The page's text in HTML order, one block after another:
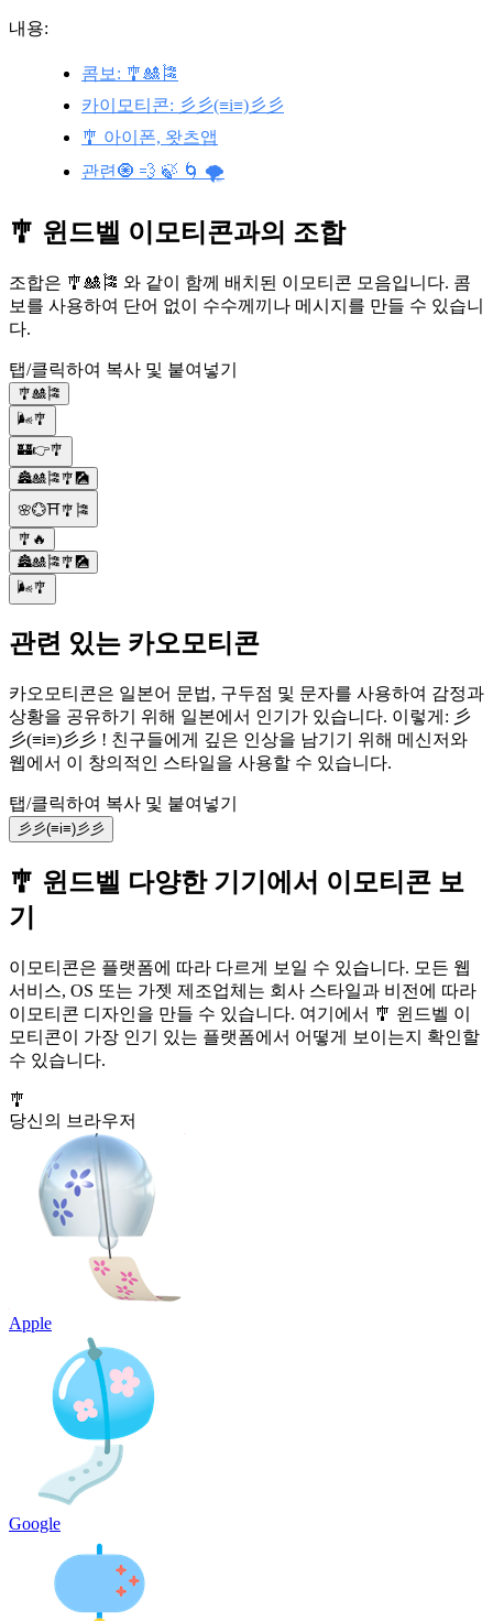
내용:
콤보: 🎐🎎🎏
카이모티콘: 彡彡(≡i≡)彡彡
🎐 아이폰, 왓츠앱
관련🧿 💨 🍃 🌀 🌪️
🎐 윈드벨 이모티콘과의 조합
조합은 🎐🎎🎏 와 같이 함께 배치된 이모티콘 모음입니다. 콤
보를 사용하여 단어 없이 수수께끼나 메시지를 만들 수 있습니
다.
탭/클릭하여 복사 및 붙여넣기
🎐🎎🎏
🌬️🎐
🏰👉🎐
🏯🎎🎏🎐🎑
🌸💮⛩🎐🎏
🎐🔥
🏯🎎🎏🎐🎑
🌬️🎐
관련 있는 카오모티콘
카오모티콘은 일본어 문법, 구두점 및 문자를 사용하여 감정과
상황을 공유하기 위해 일본에서 인기가 있습니다. 이렇게: 彡
彡(≡i≡)彡彡 ! 친구들에게 깊은 인상을 남기기 위해 메신저와
웹에서 이 창의적인 스타일을 사용할 수 있습니다.
탭/클릭하여 복사 및 붙여넣기
彡彡(≡i≡)彡彡
🎐 윈드벨 다양한 기기에서 이모티콘 보
기
이모티콘은 플랫폼에 따라 다르게 보일 수 있습니다. 모든 웹
서비스, OS 또는 가젯 제조업체는 회사 스타일과 비전에 따라
이모티콘 디자인을 만들 수 있습니다. 여기에서 🎐 윈드벨 이
모티콘이 가장 인기 있는 플랫폼에서 어떻게 보이는지 확인할
수 있습니다.
🎐
당신의 브라우저
Apple
Google